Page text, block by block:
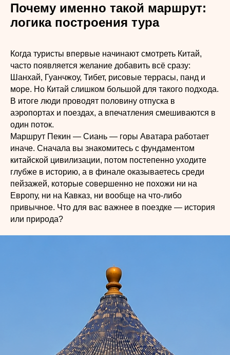
Почему именно такой маршрут:
логика построения тура
Когда туристы впервые начинают смотреть Китай,
часто появляется желание добавить всё сразу:
Шанхай, Гуанчжоу, Тибет, рисовые террасы, панд и
море. Но Китай слишком большой для такого подхода.
В итоге люди проводят половину отпуска в
аэропортах и поездах, а впечатления смешиваются в
один поток.
Маршрут Пекин — Сиань — горы Аватара работает
иначе. Сначала вы знакомитесь с фундаментом
китайской цивилизации, потом постепенно уходите
глубже в историю, а в финале оказываетесь среди
пейзажей, которые совершенно не похожи ни на
Европу, ни на Кавказ, ни вообще на что-либо
привычное. Что для вас важнее в поездке — история
или природа?